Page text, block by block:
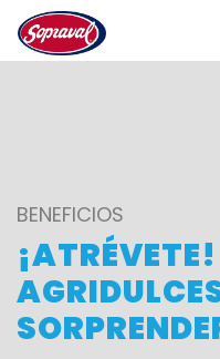
BENEFICIOS